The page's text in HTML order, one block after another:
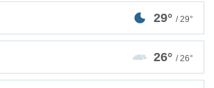
29° / 29°
26° / 26°